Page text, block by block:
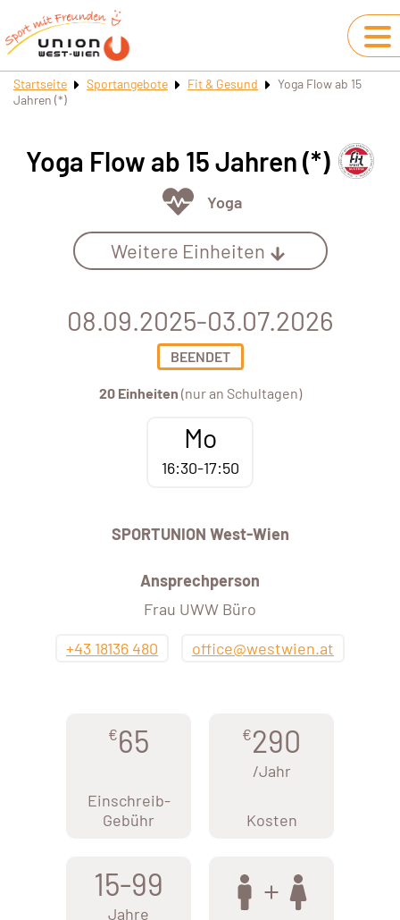
Startseite Sportangebote Fit & Gesund
Yoga Flow ab 15
Jahren (*)
Yoga Flow ab 15 Jahren (*)
Yoga
Weitere Einheiten
08.09.2025-03.07.2026
BEENDET
20 Einheiten (nur an Schultagen)
Mo
16:30-17:50
SPORTUNION West-Wien
Ansprechperson
Frau UWW Büro
+43 18136 480
office@westwien.at
€65
Einschreib-
Gebühr
€290
/Jahr
Kosten
15-99
Jahre